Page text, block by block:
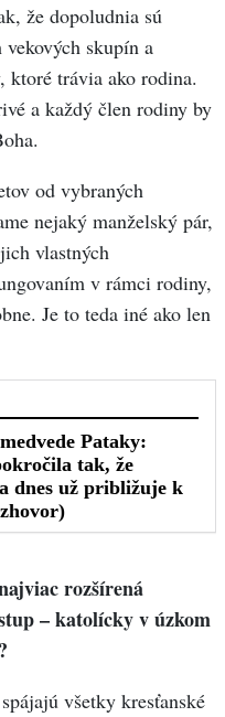
že dopoludnia sú
skupín a
ktoré trávia ako rodina.
a každý člen rodiny by
od vybraných
nejaký manželský pár,
vlastných
v rámci rodiny,
Je to teda iné ako len
rozšírená
– katolícky v úzkom
všetky kresťanské